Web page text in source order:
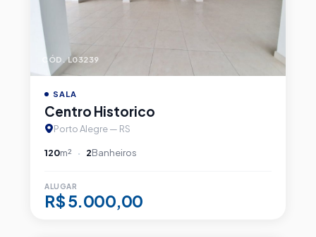
CÓD. L03239
SALA
Centro Historico
Porto Alegre — RS
120m² 2Banheiros
ALUGAR
R$ 5.000,00